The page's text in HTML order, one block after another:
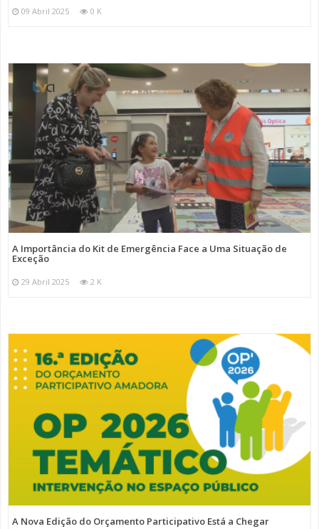
09 Abril 2025 0 K
A Importância do Kit de Emergência Face a Uma Situação de
Exceção
29 Abril 2025 2 K
A Nova Edição do Orçamento Participativo Está a Chegar